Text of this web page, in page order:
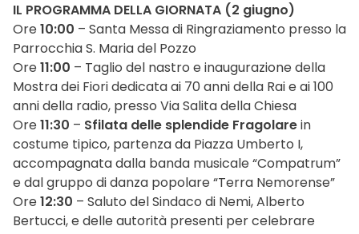
IL PROGRAMMA DELLA GIORNATA (2 giugno)
Ore10:00 – Santa Messa di Ringraziamento presso la
Parrocchia S. Maria del Pozzo
Ore11:00 – Taglio del nastro e inaugurazione della
Mostra dei Fiori dedicata ai 70 anni della Rai e ai 100
anni della radio, presso Via Salita della Chiesa
Ore11:30 – Sfilata delle splendide Fragolarein
costume tipico, partenza da Piazza Umberto I,
accompagnata dalla banda musicale “Compatrum”
e dal gruppo di danza popolare “Terra Nemorense”
Ore12:30 – Saluto del Sindaco di Nemi, Alberto
Bertucci, e delle autorità presenti per celebrare